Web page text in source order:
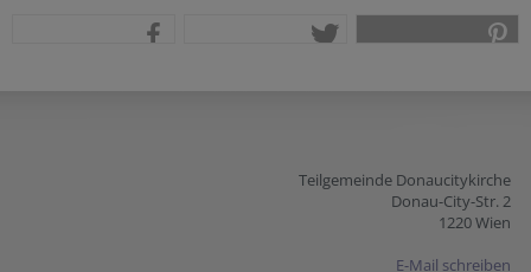
Teilgemeinde Donaucitykirche
Donau-City-Str. 2
1220 Wien
E-Mail schreiben